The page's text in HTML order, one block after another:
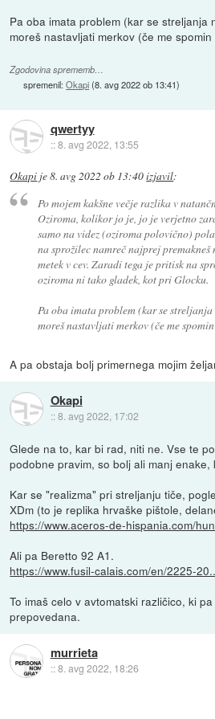
Pa oba imata problem (kar se streljanja
moreš nastavljati merkov (če me
Zgodovina sprememb…
spremenil:Okapi(8. avg 2022 ob 13:41)
qwertyy
::8. avg 2022, 13:55
Okapi je8. avg 2022 ob 13:40izjavil:
Po mojem kakšne večje razlika v
Oziroma, kolikor jo je, jo je verjetno
samo na videz (oziroma polovično)
na sprožilec namreč najprej
metek v cev. Zaradi tega je pritisk na
oziroma ni tako gladek, kot pri Glocku.
Pa oba imata problem (kar se
moreš nastavljati merkov (če me
A pa obstaja bolj primernega mojim
Okapi
::8. avg 2022, 17:02
Glede na to, kar bi rad, niti ne. Vse te
podobne pravim, so bolj ali manj
Kar se "realizma" pri streljanju tiče,
XDm (to je replika hrvaške pištole,
https://www.aceros-de-hispania.com/
Ali pa Beretto 92 A1.
https://www.fusil-calais.com/en/2225-
To imaš celo v avtomatski različico, ki
prepovedana.
murrieta
::8. avg 2022, 18:26